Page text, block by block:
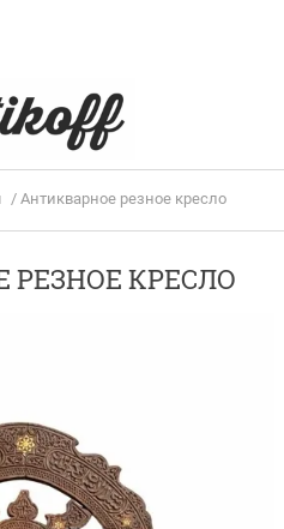
/ Антикварное резное кресло
РЕЗНОЕ КРЕСЛО